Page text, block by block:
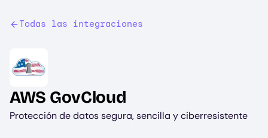
Todas las integraciones
AWS GovCloud
Protección de datos segura, sencilla y ciberresistente